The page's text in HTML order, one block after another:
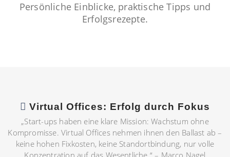
Persönliche Einblicke, praktische Tipps und
Erfolgsrezepte.
Virtual Offices: Erfolg durch Fokus
„Start-ups haben eine klare Mission: Wachstum ohne
Kompromisse. Virtual Offices nehmen ihnen den Ballast ab –
keine hohen Fixkosten, keine Standortbindung, nur volle